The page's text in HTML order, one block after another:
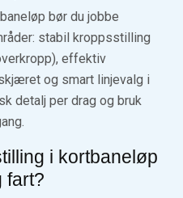
bør du jobbe
stabil kroppsstilling
effektiv
og smart linjevalg i
detalj per drag og bruk
i kortbaneløp
fart?